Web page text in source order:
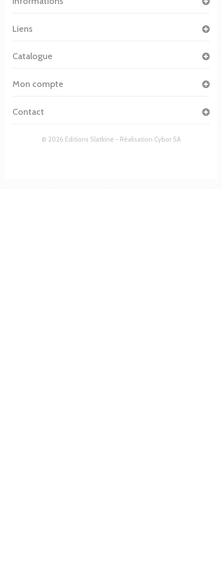
© 2026 Editions Slatkine - Réalisation Cybor SA
Liens
Catalogue
Mon compte
Contact